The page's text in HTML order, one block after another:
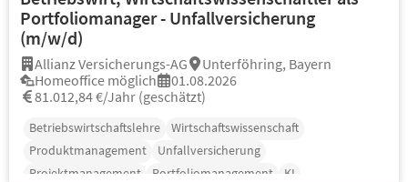
Portfoliomanager - Unfallversicherung
(m/w/d)
Allianz Versicherungs-AG
Unterföhring, Bayern
Homeoffice möglich
01.08.2026
81.012,84 €/Jahr (geschätzt)
Betriebswirtschaftslehre
Wirtschaftswissenschaft
Produktmanagement
Unfallversicherung
Projektmanagement
Portfoliomanagement KI